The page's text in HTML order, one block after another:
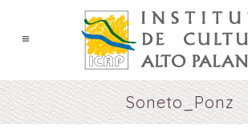
Soneto_Ponz